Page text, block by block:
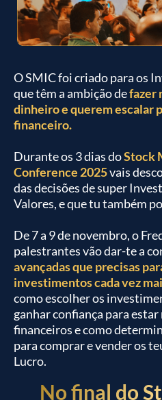
O SMIC foi criado para os
que têm a ambição defazer
dinheiro e querem escalar
financeiro.
Durante os 3 dias doStock
Conference 2025vais
das decisões de super
Valores, e que tu também
De 7 a 9 de novembro, o
palestrantes vão dar-te a
avançadas que precisas
investimentos cada vez
como escolher os
ganhar confiança para estar
financeiros e como
para comprar e vender os
Lucro.
No final do